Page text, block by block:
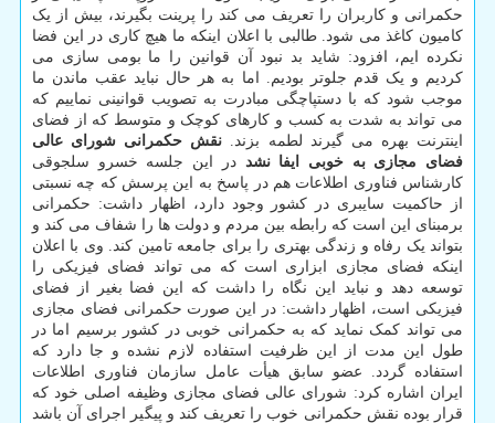
حکمرانی و کاربران را تعریف می کند را پرینت بگیرند، بیش از یک
کامیون کاغذ می شود. طالبی با اعلان اینکه ما هیچ کاری در این فضا
نکرده ایم، افزود: شاید بد نبود آن قوانین را ما بومی سازی می
کردیم و یک قدم جلوتر بودیم. اما به هر حال نباید عقب ماندن ما
موجب شود که با دستپاچگی مبادرت به تصویب قوانینی نماییم که
می تواند به شدت به کسب و کارهای کوچک و متوسط که از فضای
اینترنت بهره می گیرند لطمه بزند. نقش حکمرانی شورای عالی
فضای مجازی به خوبی ایفا نشد در این جلسه خسرو سلجوقی
کارشناس فناوری اطلاعات هم در پاسخ به این پرسش که چه نسبتی
از حاکمیت سایبری در کشور وجود دارد، اظهار داشت: حکمرانی
برمبنای این است که رابطه بین مردم و دولت ها را شفاف می کند و
بتواند یک رفاه و زندگی بهتری را برای جامعه تامین کند. وی با اعلان
اینکه فضای مجازی ابزاری است که می تواند فضای فیزیکی را
توسعه دهد و نباید این نگاه را داشت که این فضا بغیر از فضای
فیزیکی است، اظهار داشت: در این صورت حکمرانی فضای مجازی
می تواند کمک نماید که به حکمرانی خوبی در کشور برسیم اما در
طول این مدت از این ظرفیت استفاده لازم نشده و جا دارد که
استفاده گردد. عضو سابق هیأت عامل سازمان فناوری اطلاعات
ایران اشاره کرد: شورای عالی فضای مجازی وظیفه اصلی خود که
قرار بوده نقش حکمرانی خوب را تعریف کند و پیگیر اجرای آن باشد